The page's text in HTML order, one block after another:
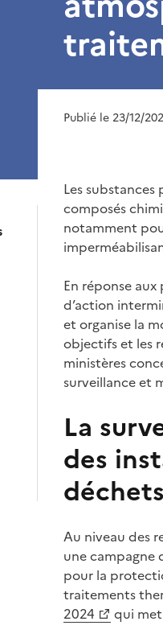
Publié le 23/12/
Les
composés
notamment
En réponse
d’action
et organise la
objectifs et les
ministères
surveillance et
La
des
déchets
Au niveau des
une campagne
pour la
traitements
2024
qui